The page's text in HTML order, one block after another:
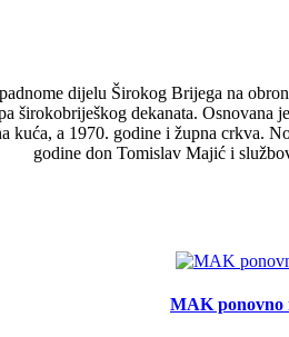
dijelu Širokog Brijega na
širokobriješkog dekanata.
kuća, a 1970. godine i župna
godine don Tomislav Majić i
MAK ponovno